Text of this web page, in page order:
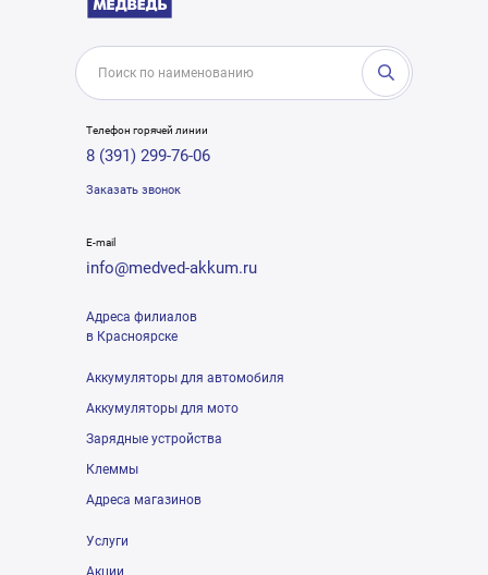
Телефон горячей линии
8 (391) 299-76-06
Заказать звонок
E-mail
info@medved-akkum.ru
Адреса филиалов
в Красноярске
Аккумуляторы для автомобиля
Аккумуляторы для мото
Зарядные устройства
Клеммы
Адреса магазинов
Услуги